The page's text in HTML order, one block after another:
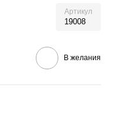
Артикул
19008
В желания